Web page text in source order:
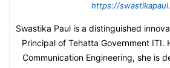
https://
Swastika Paul is a distinguished
Principal of Tehatta Government ITI.
Communication Engineering, she is